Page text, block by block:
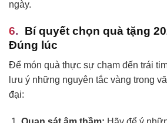
ngày.
Bí quyết chọn quà tặng
Đúng lúc
Để món quà thực sự chạm đến trái
lưu ý những nguyên tắc vàng trong
đại: